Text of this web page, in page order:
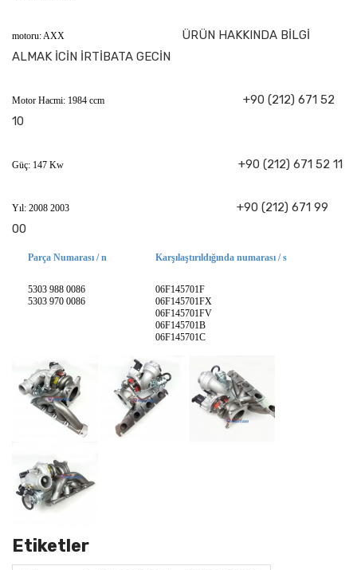
motoru: AXX ÜRÜN HAKKINDA BİLGİ
ALMAK İCİN İRTİBATA GECİN
Motor Hacmi: 1984 ccm +90 (212) 671 52
10
Güç: 147 Kw +90 (212) 671 52 11
Yıl: 2008 2003 +90 (212) 671 99
00
Parça Numarası / n
5303 988 0086
5303 970 0086
Karşılaştırıldığında numarası / s
06F145701F
06F145701FX
06F145701FV
06F145701B
06F145701C
Etiketler